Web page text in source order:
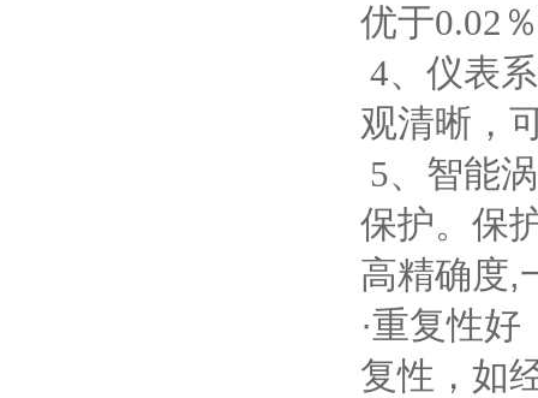
优于0.02
4、仪表
观清晰，
5、智能
保护。保
高精确度,
·重复性
复性，如